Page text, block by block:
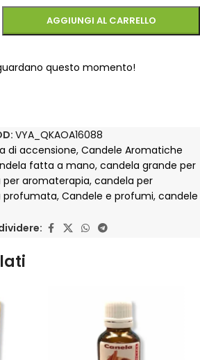
AGGIUNGI AL CARRELLO
questo momento!
VYA_QKAOA16088
di accensione, Candele Aromatiche
fatta a mano, candela grande per
per aromaterapia, candela per
profumata, Candele e profumi, candele